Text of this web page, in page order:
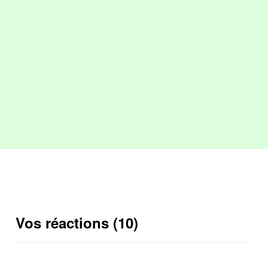
Vos réactions (10)